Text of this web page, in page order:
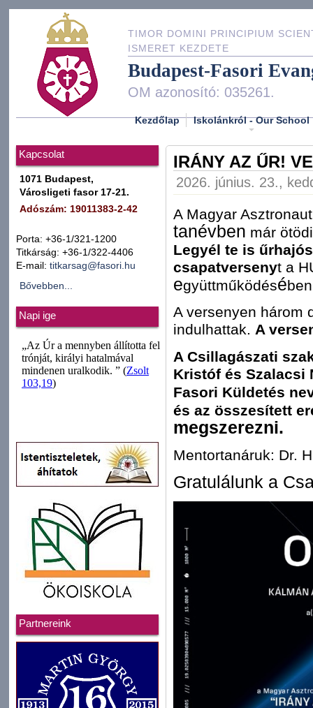
TIMOR DOMINI PRINCIPIUM
ISMERET KEZDETE
Budapest-Fasori
OM azonosító: 035261.
Kezdőlap Iskolánkról - Our School
Kapcsolat
1071 Budapest,
Városligeti fasor 17-21.
Adószám: 19011383-2-42
Porta: +36-1/321-1200
Titkárság: +36-1/322-4406
E-mail: titkarsag@fasori.hu
Bővebben...
Napi ige
Partnereink
IRÁNY AZ ŰR!
2026. június. 23.,
A Magyar
tanévben már
Legyél te is
csapatversenyt a
együttműködésé
A versenyen három
indulhattak. A
A Csillagászati
Kristóf és Szalacsi
Fasori Küldetés
és az összesített
megszerezni.
Mentortanáruk: Dr.
Gratulálunk a